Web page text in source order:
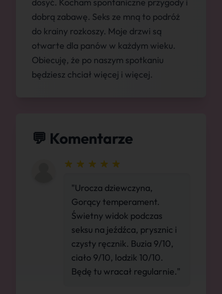
dobrą zabawę. Seks ze mną to podróż
do krainy rozkoszy. Moje drzwi są
otwarte dla panów w każdym wieku.
Obiecuję, że po naszym spotkaniu
będziesz chciał więcej i więcej.
💬 Komentarze
"Urocza dziewczyna,
Gorący temperament.
Świetny widok podczas
seksu na jeźdźca, prysznic i
czysty ręcznik. Buzia 9/10,
ciało 9/10, lodzik 10/10.
Będę tu wracał regularnie."